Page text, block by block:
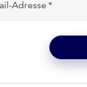
Adresse